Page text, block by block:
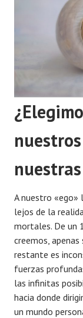
A nuestro «ego»
lejos de la
mortales. De un
creemos,
restante es
fuerzas
las infinitas
hacia donde
un mundo